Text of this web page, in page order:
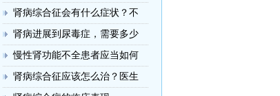
肾病综合征会有什么症状？不
肾病进展到尿毒症，需要多少
慢性肾功能不全患者应当如何
肾病综合征应该怎么治？医生